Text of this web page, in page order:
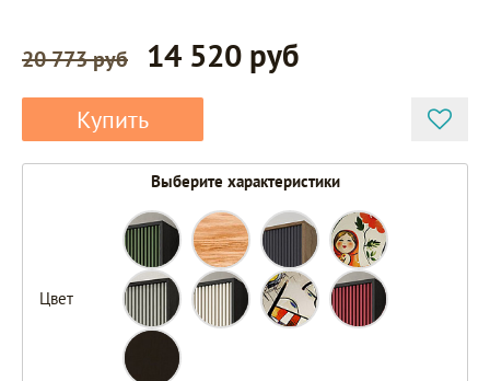
20 773 руб 14 520 руб
Купить
Выберите характеристики
Цвет
EM16/green/L
EM16
EM16/7024/L
EM16/Art04